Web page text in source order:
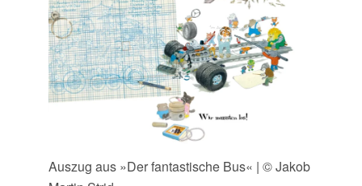
Auszug aus »Der fantastische Bus« | © Jakob